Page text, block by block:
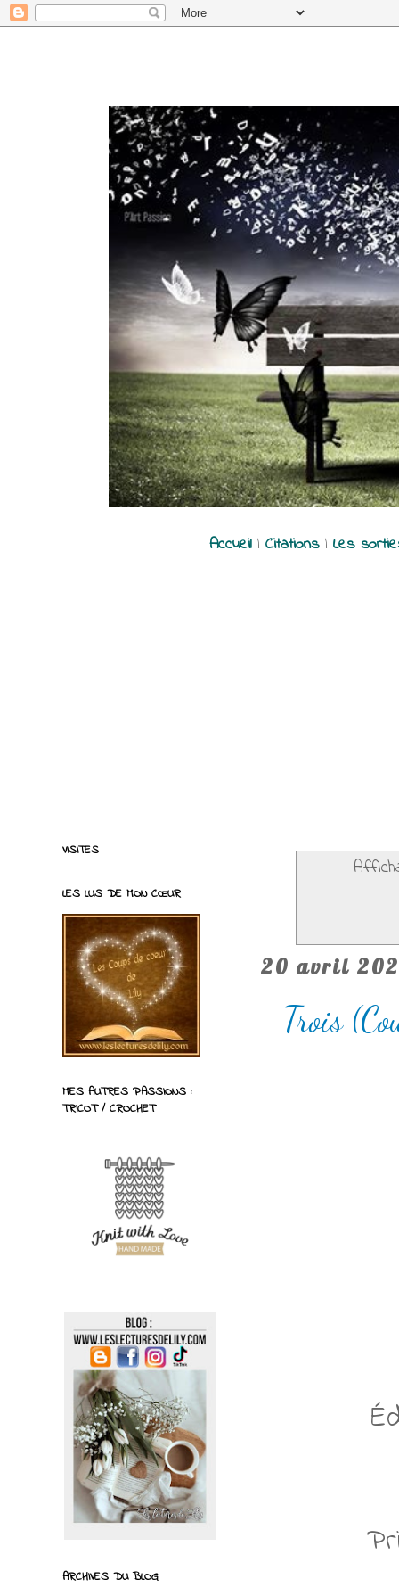
Accueil| Citations| Les
20 avril
Trois
VISITES
LES LUS DE MON CŒUR
MES AUTRES PASSIONS :
TRICOT / CROCHET
ARCHIVES DU BLOG